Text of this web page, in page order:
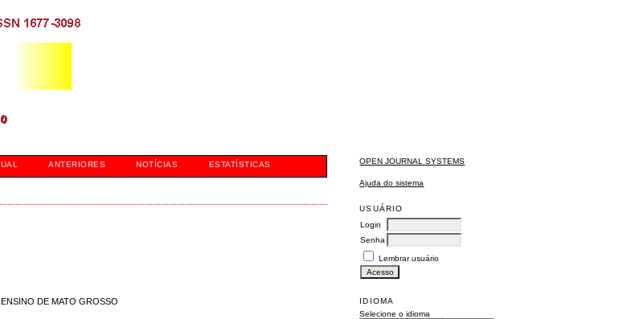
OPEN JOURNAL SYSTEMS
Ajuda do sistema
USUÁRIO
Login
Senha
Lembrar usuário
IDIOMA
Selecione o idioma
ANTERIORES NOTÍCIAS ESTATÍSTICAS
DE MATO GROSSO